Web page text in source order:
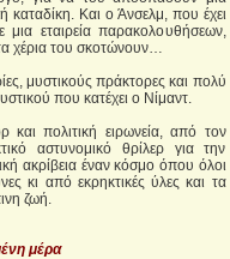
καταδίκη. Και ο Άνσελμ, που έχει
μια εταιρεία παρακολουθήσεων,
χέρια του σκοτώνουν…
μυστικούς πράκτορες και πολύ
που κατέχει ο Νίμαντ.
και πολιτική ειρωνεία, από τον
αστυνομικό θρίλερ για την
ακρίβεια έναν κόσμο όπου όλοι
κι από εκρηκτικές ύλες και τα
ζωή.
μέρα